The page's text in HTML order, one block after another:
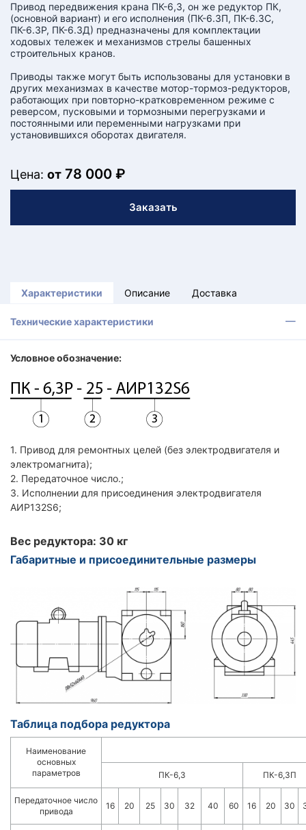
Привод передвижения крана ПК-6,3, он же редуктор ПК,
(основной вариант) и его исполнения (ПК-6.3П, ПК-6.3С,
ПК-6.3Р, ПК-6.3Д) предназначены для комплектации
ходовых тележек и механизмов стрелы башенных
строительных кранов.
Приводы также могут быть использованы для установки в
других механизмах в качестве мотор-тормоз-редукторов,
работающих при повторно-кратковременном режиме с
реверсом, пусковыми и тормозными перегрузками и
постоянными или переменными нагрузками при
установившихся оборотах двигателя.
Цена: от 78 000 ₽
Заказать
Характеристики Описание Доставка
Технические характеристики
Условное обозначение:
1. Привод для ремонтных целей (без электродвигателя и
электромагнита);
2. Передаточное число.;
3. Исполнении для присоединения электродвигателя
АИР132S6;
Вес редуктора: 30 кг
Габаритные и присоединительные размеры
Таблица подбора редуктора
Наименование
основных
параметров
ПК-6,3 ПК-6,3П
Передаточное число
привода
16 20 25 30 32 40 60 16 20 30